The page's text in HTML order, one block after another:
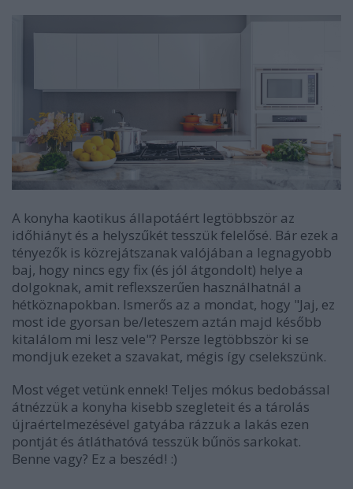
A konyha kaotikus állapotáért legtöbbször az
időhiányt és a helyszűkét tesszük felelősé. Bár ezek a
tényezők is közrejátszanak valójában a legnagyobb
baj, hogy nincs egy fix (és jól átgondolt) helye a
dolgoknak, amit reflexszerűen használhatnál a
hétköznapokban. Ismerős az a mondat, hogy "Jaj, ez
most ide gyorsan be/leteszem aztán majd később
kitalálom mi lesz vele"? Persze legtöbbször ki se
mondjuk ezeket a szavakat, mégis így cselekszünk.
Most véget vetünk ennek! Teljes mókus bedobással
átnézzük a konyha kisebb szegleteit és a tárolás
újraértelmezésével gatyába rázzuk a lakás ezen
pontját és átláthatóvá tesszük bűnös sarkokat.
Benne vagy? Ez a beszéd! :)